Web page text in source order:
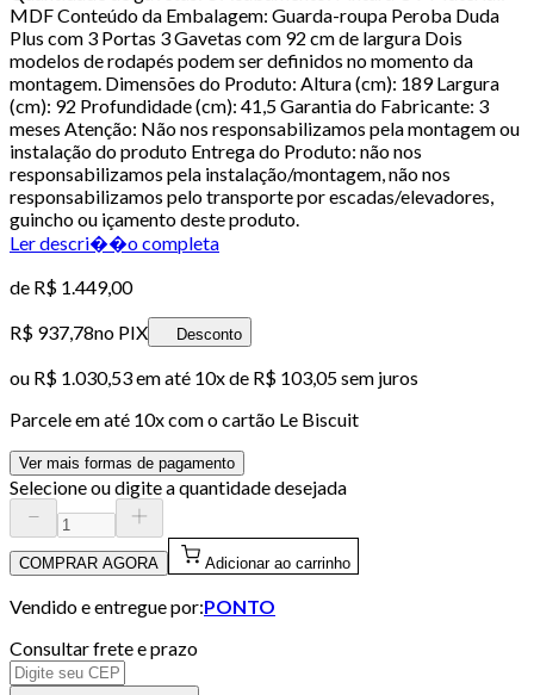
MDF Conteúdo da Embalagem: Guarda-roupa Peroba Duda
Plus com 3 Portas 3 Gavetas com 92 cm de largura Dois
modelos de rodapés podem ser definidos no momento da
montagem. Dimensões do Produto: Altura (cm): 189 Largura
(cm): 92 Profundidade (cm): 41,5 Garantia do Fabricante: 3
meses Atenção: Não nos responsabilizamos pela montagem ou
instalação do produto Entrega do Produto: não nos
responsabilizamos pela instalação/montagem, não nos
responsabilizamos pelo transporte por escadas/elevadores,
guincho ou içamento deste produto.
Ler descri��o completa
de R$ 1.449,00
R$ 937,78no PIX Desconto
ou R$ 1.030,53em até 10x de R$ 103,05 sem juros
Parcele em até 10x com o cartão Le Biscuit
Ver mais formas de pagamento
Selecione ou digite a quantidade desejada
COMPRAR AGORA Adicionar ao carrinho
Vendido e entregue por:PONTO
Consultar frete e prazo